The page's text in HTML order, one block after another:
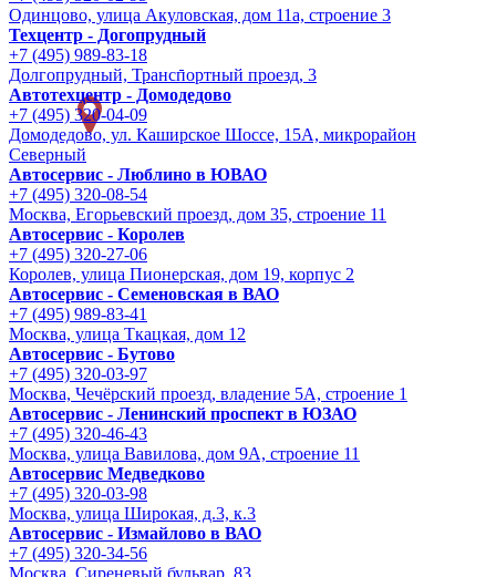
Одинцово, улица Акуловская, дом 11а, строение 3
Техцентр - Догопрудный
+7 (495) 989-83-18
Долгопрудный, Транспортный проезд, 3
Автотехцентр - Домодедово
+7 (495) 320-04-09
Домодедово, ул. Каширское Шоссе, 15А, микрорайон
Северный
Автосервис - Люблино в ЮВАО
+7 (495) 320-08-54
Москва, Егорьевский проезд, дом 35, строение 11
Автосервис - Королев
+7 (495) 320-27-06
Королев, улица Пионерская, дом 19, корпус 2
Автосервис - Семеновская в ВАО
+7 (495) 989-83-41
Москва, улица Ткацкая, дом 12
Автосервис - Бутово
+7 (495) 320-03-97
Москва, Чечёрский проезд, владение 5А, строение 1
Автосервис - Ленинский проспект в ЮЗАО
+7 (495) 320-46-43
Москва, улица Вавилова, дом 9A, строение 11
Автосервис Медведково
+7 (495) 320-03-98
Москва, улица Широкая, д.3, к.3
Автосервис - Измайлово в ВАО
+7 (495) 320-34-56
Москва, Сиреневый бульвар, 83